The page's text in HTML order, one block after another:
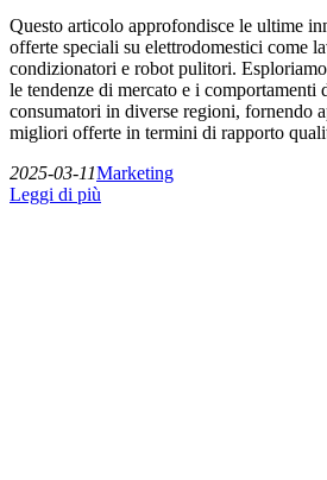
Questo articolo approfondisce le ultime
offerte speciali su elettrodomestici come
condizionatori e robot pulitori.
le tendenze di mercato e i comportamenti
consumatori in diverse regioni, fornendo
migliori offerte in termini di rapporto
2025-03-11Marketing
Leggi di più